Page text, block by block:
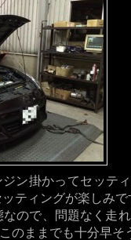
ン掛かってセッテ
ティングが楽しみ
ので、問題なく走
のままでも十分早そ